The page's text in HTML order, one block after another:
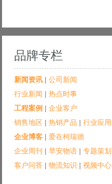
品牌专栏
新闻资讯 | 公司新闻
行业新闻 | 热点时事
工程案例 | 企业客户
销售地区 | 热销产品 | 行业应用
企业博客 | 爱在柯瑞德
企业周刊 | 早安物语 | 专题策划
客户问答 | 物流知识 | 视频中心